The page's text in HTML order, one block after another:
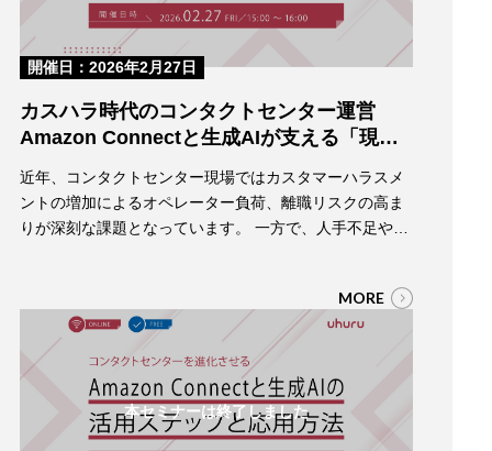
開催日：2026年2月27日
カスハラ時代のコンタクトセンター運営
Amazon Connectと生成AIが支える「現場
を守る」AIの実践
近年、コンタクトセンター現場ではカスタマーハラスメ
ントの増加によるオペレーター負荷、離職リスクの高ま
りが深刻な課題となっています。 一方で、人手不足や
生成AIを活用し、カスハラ対応を含む顧客対応をどのよ
うに進化させられるのかをテーマに、AWSとウフルの2
名の登壇者が解説します。 生…
MORE
本セミナーは終了しました